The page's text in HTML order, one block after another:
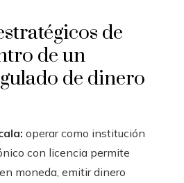
de
de un
de dinero
operar como institución
con licencia permite
moneda, emitir dinero